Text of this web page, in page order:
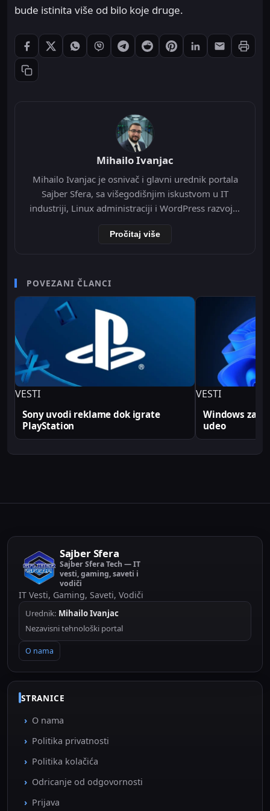
bude istinita više od bilo koje druge.
Podeli: Facebook
Podeli: XPodeli: WhatsApp
Podeli: Viber
Podeli: Telegram
Podeli: Reddit
Podeli: Pinterest
Podeli: LinkedIn
Podeli:
Kopiraj link
Mihailo Ivanjac
Mihailo Ivanjac je osnivač i glavni urednik portala
Sajber Sfera, sa višegodišnjim iskustvom u IT
industriji, Linux administraciji i WordPress razvoju.
object cache, Cloudflare integraciju i optimizaciju
senior video editor na RTV Belle amie, što mu
omogućava da tehničke teme predstavi jasno i
profesionalno. Sve tehničke analize i konfiguracije
na Sajber Sfera portalu zasnovane su na realnim
produkcionim implementacijama.
Pročitaj više
POVEZANI ČLANCI
VESTI
Sony uvodi reklame dok igrate
PlayStation
VESTI
Windows
udeo
Sajber Sfera
Sajber Sfera Tech — IT
vesti, gaming, saveti i
vodiči
IT Vesti, Gaming, Saveti, Vodiči
Urednik: Mihailo Ivanjac
Nezavisni tehnološki portal
O nama
STRANICE
O nama
Politika privatnosti
Politika kolačića
Odricanje od odgovornosti
Prijava